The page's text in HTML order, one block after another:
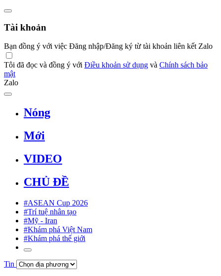
Tài khoản
Bạn đồng ý với việc Đăng nhập/Đăng ký từ tài khoản liên kết Zalo
Tôi đã đọc và đồng ý với Điều khoản sử dụng và Chính sách bảo
mật
Zalo
Nóng
Mới
VIDEO
CHỦ ĐỀ
#ASEAN Cup 2026
#Trí tuệ nhân tạo
#Mỹ - Iran
#Khám phá Việt Nam
#Khám phá thế giới
Tin